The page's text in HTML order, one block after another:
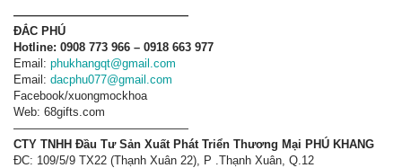
———————————————
ĐẮC PHÚ
Hotline: 0908 773 966 – 0918 663 977
Email: phukhangqt@gmail.com
Email: dacphu077@gmail.com
Facebook/xuongmockhoa
Web: 68gifts.com
———————————————
CTY TNHH Đầu Tư Sản Xuất Phát Triển Thương Mại PHÚ KHANG
ĐC: 109/5/9 TX22 (Thạnh Xuân 22), P .Thạnh Xuân, Q.12